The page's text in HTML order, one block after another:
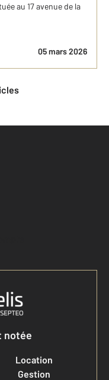
au 17 avenue de la
05 mars 2026
notée
Location
Gestion